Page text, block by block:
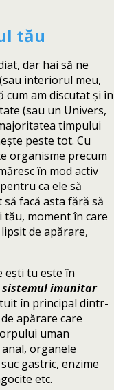
tău
dar hai să ne
interiorul meu,
cum am discutat și în
(sau un Univers,
timpului
peste tot. Cu
organisme precum
în mod activ
ca ele să
facă asta fără să
moment în care
de apărare,
ești tu este în
sistemul imunitar
în principal dintr-
apărare care
uman
organele
gastric, enzime
etc.